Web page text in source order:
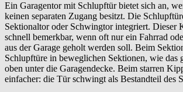
Ein Garagentor mit Schlupftür bietet sich an,
keinen separaten Zugang besitzt. Die
Sektionaltor oder Schwingtor integriert. Dieser
schnell bemerkbar, wenn oft nur ein Fahrrad
aus der Garage geholt werden soll. Beim
Schlupftüre in beweglichen Sektionen, wie das
oben unter die Garagendecke. Beim starren
einfacher: die Tür schwingt als Bestandteil des